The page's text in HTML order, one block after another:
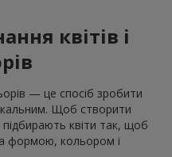
квітів і
— це спосіб зробити
Щоб створити
квіти так, щоб
формою, кольором і